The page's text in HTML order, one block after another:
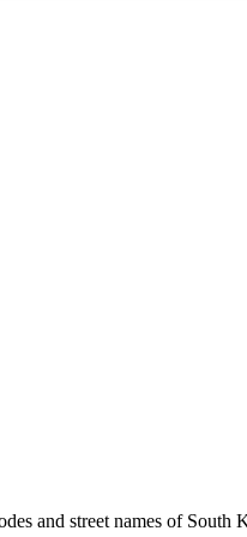
and street names of South